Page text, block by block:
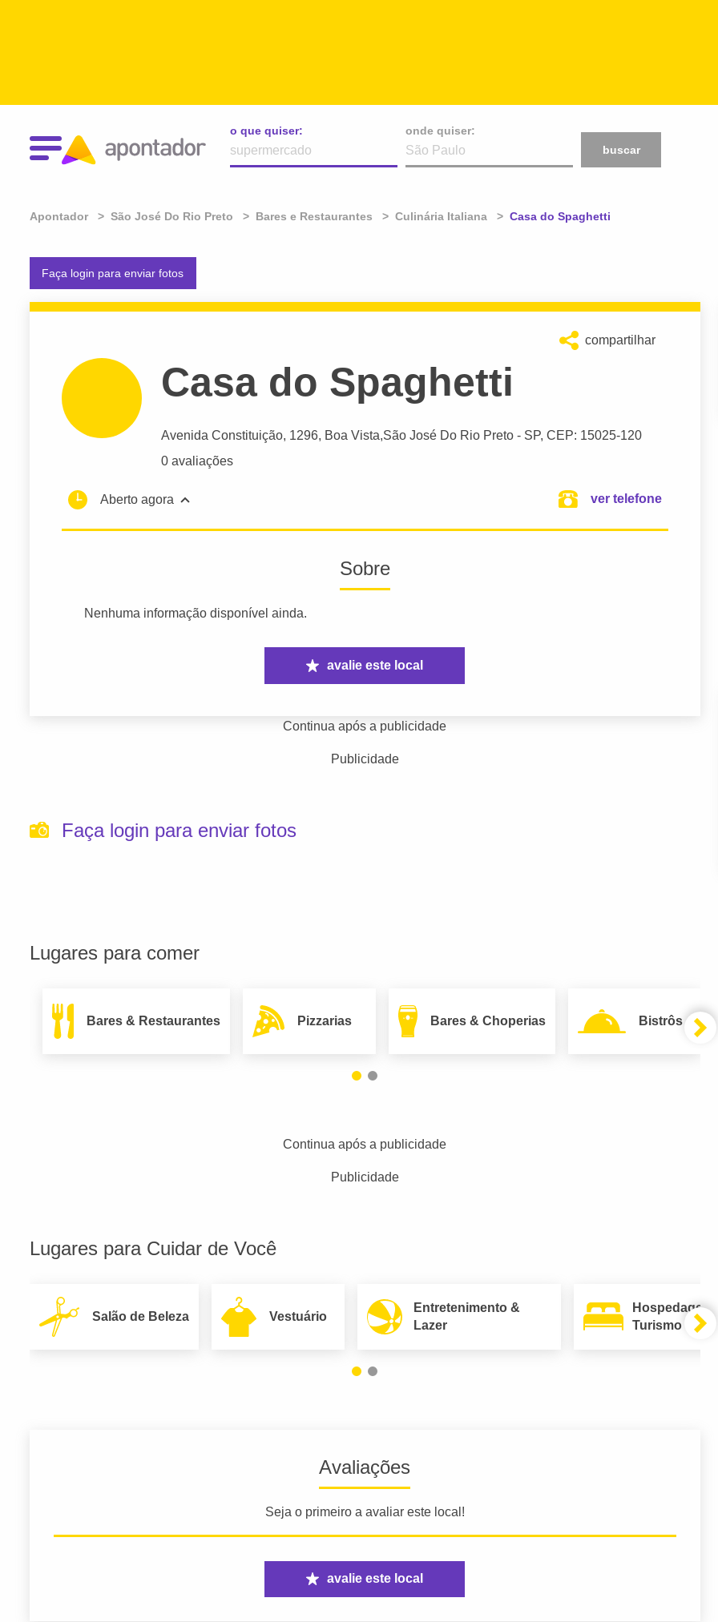
o que quiser:
onde quiser:
buscar
Apontador São José Do Rio Preto Bares e Restaurantes Culinária Italiana Atual:
Casa do Spaghetti
Faça login para enviar fotos
compartilhar
Casa do Spaghetti
Avenida Constituição, 1296, Boa Vista,São José Do Rio Preto - SP, CEP: 15025-120
0 avaliações
Aberto agora ver telefone
Sobre
Nenhuma informação disponível ainda.
avalie este local
Continua após a publicidade
Publicidade
Faça login para enviar fotos
Lugares para comer
Bares & Restaurantes Pizzarias Bares & Choperias Bistrôs
Continua após a publicidade
Publicidade
Lugares para Cuidar de Você
Salão de Beleza Vestuário
Entretenimento &
Lazer
Hospedagem
Turismo
Avaliações
Seja o primeiro a avaliar este local!
avalie este local